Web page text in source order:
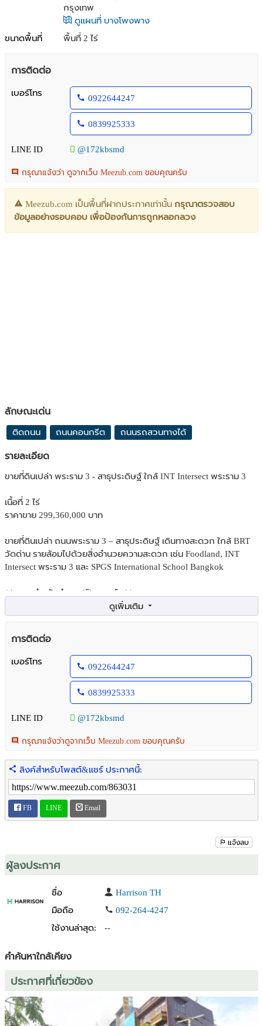
กรุงเทพ
ดูแผนที่ บางโพงพาง
ขนาดพื้นที่
พื้นที่ 2 ไร่
การติดต่อ
เบอร์โทร
0922644247
0839925333
LINE ID @172kbsmd
กรุณาแจ้งว่า ดูจากเว็บ Meezub.com ขอบคุณครับ
Meezub.com เป็นพื้นที่ฝากประกาศเท่านั้น กรุณาตรวจสอบ
ข้อมูลอย่างรอบคอบ เพื่อป้องกันการถูกหลอกลวง
ลักษณะเด่น
ติดถนน ถนนคอนกรีต ถนนรถสวนทางได้
รายละเอียด
ขายที่ดินเปล่า พระราม 3 - สาธุประดิษฐ์ ใกล้ INT Intersect พระราม 3
เนื้อที่ 2 ไร่
ราคาขาย 299,360,000 บาท
ขายที่ดินเปล่า ถนนพระราม 3 – สาธุประดิษฐ์ เดินทางสะดวก ใกล้ BRT
วัดด่าน รายล้อมไปด้วยสิ่งอำนวยความสะดวก เช่น Foodland, INT
Intersect พระราม 3 และ SPGS International School Bangkok
**เหมาะสำหรับทำออฟฟิศ คอนโด**
สถานที่อำนวยความสะดวกใกล้เคียง
-Foodland
-INT Intersect พระราม 3
-SPGS International School Bangkok
#Landforsales #ขายที่ดิน #ลงทุนอสังหา #อสังหาริมทรัพย์ #ทำเลทอง
#บ้าน #อพาร์ทเม้นท์ #โรงแรม #โฮสเทล #ที่ดินพระราม3 #พระราม3
#สาธุประดิษฐ์ #ยานนาวา #บางโพงพาง
สนใจนัดชมสถานที่หรือสอบถามรายละเอียดเพิ่มเติม
Tel : 083-992-5333 (คุณมูริน)
LINE ID : @172kbsmd
เว็บไซต์ :https://www.harrison.co.th/
หน้าที่**
การติดต่อ
เบอร์โทร
0922644247
0839925333
LINE ID @172kbsmd
กรุณาแจ้งว่าดูจากเว็บ Meezub.com ขอบคุณครับ
ลิงค์สำหรับโพสต์&แชร์ ประกาศนี้:
FB LINE Email
แจ้งลบ
ผู้ลงประกาศ
ชื่อ
Harrison TH
มือถือ
092-264-4247
ใช้งานล่าสุด:
--
คำค้นหาใกล้เคียง
ประกาศที่เกี่ยวข้อง